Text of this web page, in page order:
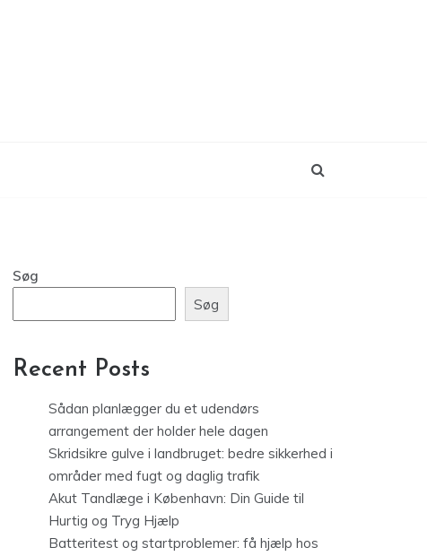
Søg
Søg
Recent Posts
Sådan planlægger du et udendørs
arrangement der holder hele dagen
Skridsikre gulve i landbruget: bedre sikkerhed i
områder med fugt og daglig trafik
Akut Tandlæge i København: Din Guide til
Hurtig og Tryg Hjælp
Batteritest og startproblemer: få hjælp hos